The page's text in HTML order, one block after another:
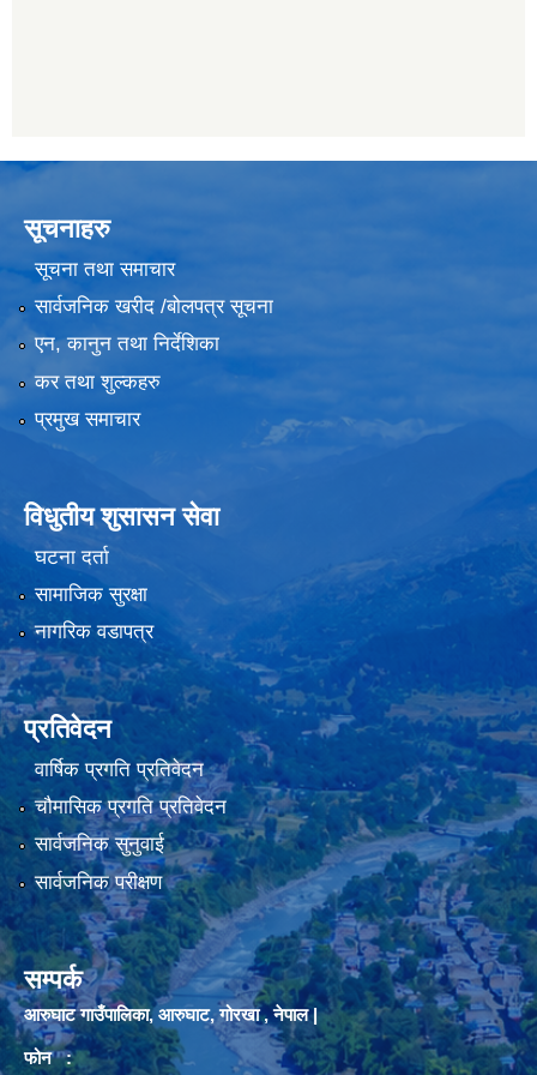
सूचनाहरु
सूचना तथा समाचार
सार्वजनिक खरीद /बोलपत्र सूचना
एन, कानुन तथा निर्देशिका
कर तथा शुल्कहरु
प्रमुख समाचार
विधुतीय शुसासन सेवा
घटना दर्ता
सामाजिक सुरक्षा
नागरिक वडापत्र
प्रतिवेदन
वार्षिक प्रगति प्रतिवेदन
चौमासिक प्रगति प्रतिवेदन
सार्वजनिक सुनुवाई
सार्वजनिक परीक्षण
सम्पर्क
आरुघाट गाउँपालिका, आरुघाट, गोरखा , नेपाल |
फोन :